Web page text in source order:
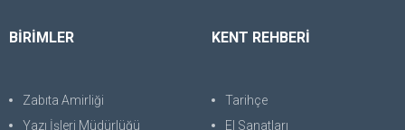
BİRİMLER
Zabıta Amirliği
Yazı İşleri Müdürlüğü
KENT REHBERİ
Tarihçe
El Sanatları